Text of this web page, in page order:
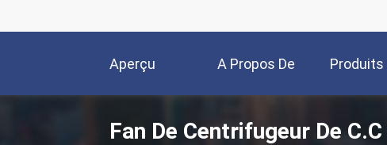
Aperçu A Propos De
Nous
Produits
Fan De Centrifugeur De